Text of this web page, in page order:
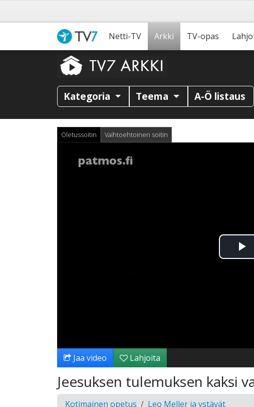
Netti-TV Arkki TV-opas
Kategoria Teema A-Ö listaus
Oletussoitin Vaihtoehtoinen soitin
Jaa video Lahjoita
Jeesuksen tulemuksen kaksi
Kotimainen opetus Leo Meller ja ystävät